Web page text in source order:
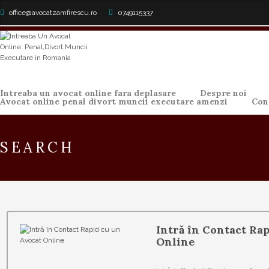
office@avocatzamfirescu.ro 0749115337
Intreaba un avocat online fara deplasare Despre noi
Avocat online penal divort muncii executare amenzi
SEARCH
Intră în Contact
Online